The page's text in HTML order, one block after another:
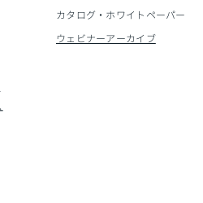
カタログ・ホワイトペーパー
​ウェビナーアーカイブ